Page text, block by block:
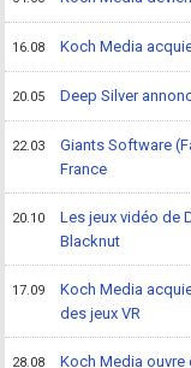
16.08 Koch Media
20.05 Deep Silver
22.03
Giants Software
France
20.10
Les jeux vidéo de
Blacknut
17.09
Koch Media
des jeux VR
28.08 Koch Media ouvre